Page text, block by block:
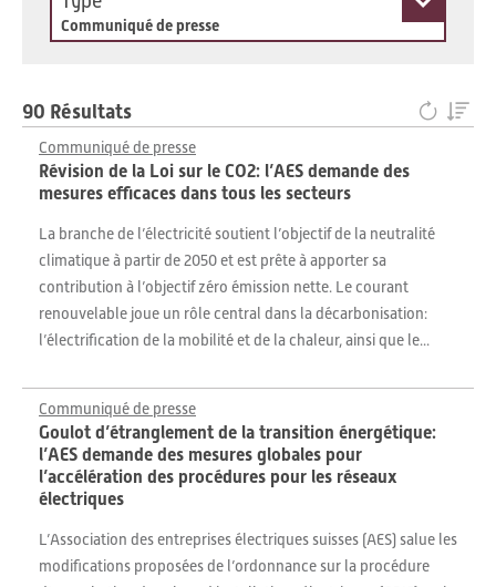
Communiqué de presse
90 Résultats
Communiqué de presse
Révision de la Loi sur le CO2: l’AES demande des
mesures efficaces dans tous les secteurs
La branche de l’électricité soutient l’objectif de la neutralité
climatique à partir de 2050 et est prête à apporter sa
contribution à l’objectif zéro émission nette. Le courant
renouvelable joue un rôle central dans la décarbonisation:
l’électrification de la mobilité et de la chaleur, ainsi que le...
Communiqué de presse
Goulot d’étranglement de la transition énergétique:
l’AES demande des mesures globales pour
l’accélération des procédures pour les réseaux
électriques
L’Association des entreprises électriques suisses (AES) salue les
modifications proposées de l’ordonnance sur la procédure